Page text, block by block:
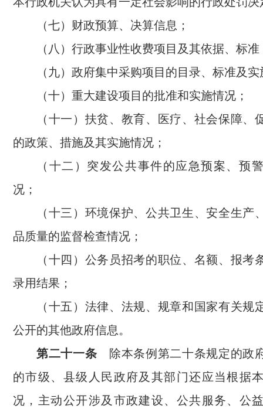
（七）财政预算、决算信息；
（八）行政事业性收费项目及其依据、标准
（九）政府集中采购项目的目录、标准及
（十）重大建设项目的批准和实施情况；
（十一）扶贫、教育、医疗、社会保障、
的政策、措施及其实施情况；
（十二）突发公共事件的应急预案、预
况；
（十三）环境保护、公共卫生、安全生产
品质量的监督检查情况；
（十四）公务员招考的职位、名额、报考
录用结果；
（十五）法律、法规、规章和国家有关规
公开的其他政府信息。
第二十一条 除本条例第二十条规定的政
的市级、县级人民政府及其部门还应当根据
况，主动公开涉及市政建设、公共服务、公